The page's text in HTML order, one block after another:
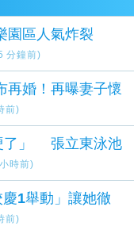
園區人氣炸裂
分鐘前)
再婚！再曝妻子懷
前)
了」 張立東泳池
時前)
1舉動」讓她徹
前)